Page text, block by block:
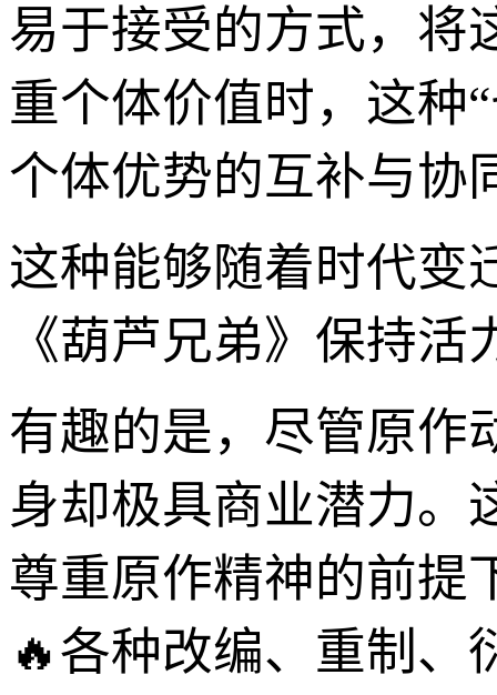
易于接受的方式，将
重个体价值时，这种
个体优势的互补与协
这种能够随着时代变
《葫芦兄弟》保持
有趣的是，尽管原作
身却极具商业潜力。
尊重原作精神的前提
🔥各种改编、重制、